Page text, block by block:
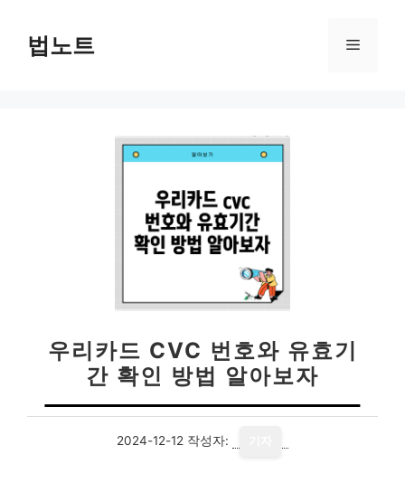
법노트 메
우리카드 CVC 번호와 유효기
간 확인 방법 알아보자
2024-12-12 작성자: